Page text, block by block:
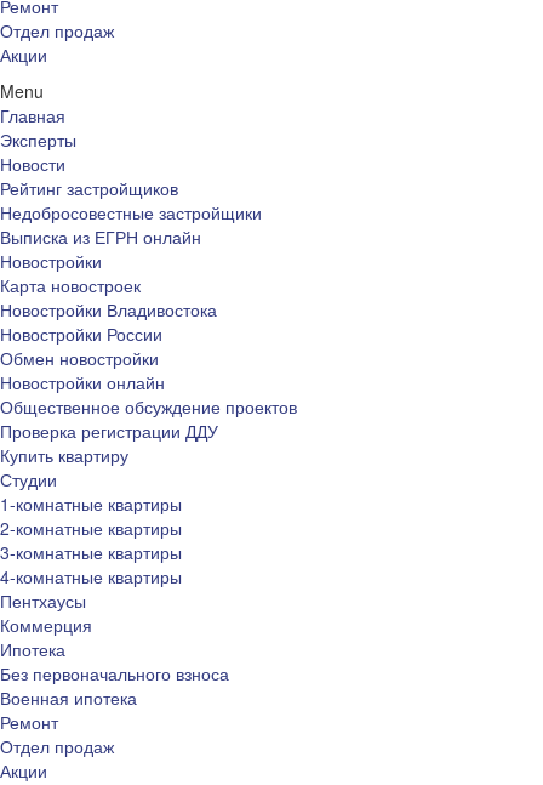
Ремонт
Отдел продаж
Акции
Menu
Главная
Эксперты
Новости
Рейтинг застройщиков
Недобросовестные застройщики
Выписка из ЕГРН онлайн
Новостройки
Карта новостроек
Новостройки Владивостока
Новостройки России
Обмен новостройки
Новостройки онлайн
Общественное обсуждение проектов
Проверка регистрации ДДУ
Купить квартиру
Студии
1-комнатные квартиры
2-комнатные квартиры
3-комнатные квартиры
4-комнатные квартиры
Пентхаусы
Коммерция
Ипотека
Без первоначального взноса
Военная ипотека
Ремонт
Отдел продаж
Акции